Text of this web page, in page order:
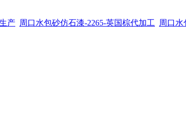
产 周口水包砂仿石漆-2265-英国棕代加工 周口水